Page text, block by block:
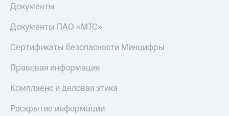
Документы
Документы ПАО «МТС»
Сертификаты безопасности Минцифры
Правовая информация
Комплаенс и деловая этика
Раскрытие информации